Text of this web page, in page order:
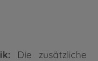
Die zusätzliche